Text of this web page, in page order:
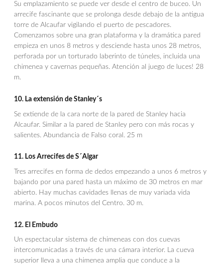
Su emplazamiento se puede ver desde el centro de buceo. Un
arrecife fascinante que se prolonga desde debajo de la antigua
torre de Alcaufar vigilando el puerto de pescadores.
Comenzamos sobre una gran plataforma y la dramática pared
empieza en unos 8 metros y desciende hasta unos 28 metros,
perforada por un torturado laberinto de túneles, incluida una
chimenea y cavernas pequeñas. Atención al juego de luces! 28
m.
10. La extensión de Stanley´s
Se extiende de la cara norte de la pared de Stanley hacia
Alcaufar. Similar a la pared de Stanley pero con más rocas y
salientes. Abundancia de Falso coral. 25 m
11. Los Arrecifes de S´Algar
Tres arrecifes en forma de dedos empezando a unos 6 metros y
bajando por una pared hasta un máximo de 30 metros en mar
abierto. Hay muchas cavidades llenas de muy variada vida
marina. A pocos minutos del Centro. 30 m.
12. El Embudo
Un espectacular sistema de chimeneas con dos cuevas
intercomunicadas a través de una cámara interior. La cueva
superior lleva a una chimenea amplia que conduce a la